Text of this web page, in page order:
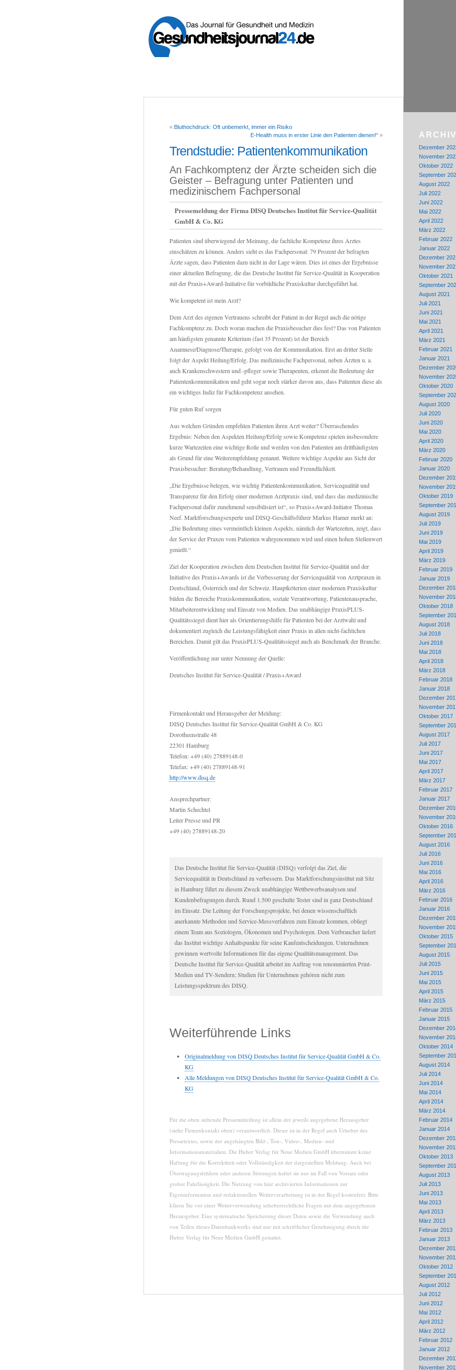
« Bluthochdruck: Oft unbemerkt, immer ein Risiko
E-Health muss in erster Linie den Patienten dienen!“ »
Trendstudie: Patientenkommunikation
An Fachkomptenz der Ärzte scheiden sich die
Geister – Befragung unter Patienten und
medizinischem Fachpersonal
Pressemeldung der Firma DISQ Deutsches Institut für Service-Qualität
GmbH & Co. KG
Patienten sind überwiegend der Meinung, die fachliche Kompetenz ihres Arztes
einschätzen zu können. Anders sieht es das Fachpersonal: 79 Prozent der befragten
Ärzte sagen, dass Patienten dazu nicht in der Lage wären. Dies ist eines der Ergebnisse
einer aktuellen Befragung, die das Deutsche Institut für Service-Qualität in Kooperation
mit der Praxis+Award-Initiative für vorbildliche Praxiskultur durchgeführt hat.
Wie kompetent ist mein Arzt?
Dem Arzt des eigenen Vertrauens schreibt der Patient in der Regel auch die nötige
Fachkomptenz zu. Doch woran machen die Praxisbesucher dies fest? Das von Patienten
am häufigsten genannte Kriterium (fast 35 Prozent) ist der Bereich
Anamnese/Diagnose/Therapie, gefolgt von der Kommunikation. Erst an dritter Stelle
folgt der Aspekt Heilung/Erfolg. Das medizinische Fachpersonal, neben Ärzten u. a.
auch Krankenschwestern und -pfleger sowie Therapeuten, erkennt die Bedeutung der
Patientenkommunikation und geht sogar noch stärker davon aus, dass Patienten diese als
ein wichtiges Indiz für Fachkompetenz ansehen.
Für guten Ruf sorgen
Aus welchen Gründen empfehlen Patienten ihren Arzt weiter? Überraschendes
Ergebnis: Neben den Aspekten Heilung/Erfolg sowie Kompetenz spielen insbesondere
kurze Wartezeiten eine wichtige Rolle und werden von den Patienten am dritthäufigsten
als Grund für eine Weiterempfehlung genannt. Weitere wichtige Aspekte aus Sicht der
Praxisbesucher: Beratung/Behandlung, Vertrauen und Freundlichkeit.
„Die Ergebnisse belegen, wie wichtig Patientenkommunikation, Servicequalität und
Transparenz für den Erfolg einer modernen Arztpraxis sind, und dass das medizinische
Fachpersonal dafür zunehmend sensibilisiert ist“, so Praxis+Award-Initiator Thomas
Neef. Marktforschungsexperte und DISQ-Geschäftsführer Markus Hamer merkt an:
„Die Bedeutung eines vermeintlich kleinen Aspekts, nämlich der Wartezeiten, zeigt, dass
der Service der Praxen vom Patienten wahrgenommen wird und einen hohen Stellenwert
genießt.“
Ziel der Kooperation zwischen dem Deutschen Institut für Service-Qualität und der
Initiative des Praxis+Awards ist die Verbesserung der Servicequalität von Arztpraxen in
Deutschland, Österreich und der Schweiz. Hauptkriterien einer modernen Praxiskultur
bilden die Bereiche Praxiskommunikation, soziale Verantwortung, Patientenansprache,
Mitarbeiterentwicklung und Einsatz von Medien. Das unabhängige PraxisPLUS-
Qualitätssiegel dient hier als Orientierungshilfe für Patienten bei der Arztwahl und
dokumentiert zugleich die Leistungsfähigkeit einer Praxis in allen nicht-fachlichen
Bereichen. Damit gilt das PraxisPLUS-Qualitätssiegel auch als Benchmark der Branche.
Veröffentlichung nur unter Nennung der Quelle:
Deutsches Institut für Service-Qualität / Praxis+Award
Firmenkontakt und Herausgeber der Meldung:
DISQ Deutsches Institut für Service-Qualität GmbH & Co. KG
Dorotheenstraße 48
22301 Hamburg
Telefon: +49 (40) 27889148-0
Telefax: +49 (40) 27889148-91
http://www.disq.de
Ansprechpartner:
Martin Schechtel
Leiter Presse und PR
+49 (40) 27889148-20
Das Deutsche Institut für Service-Qualität (DISQ) verfolgt das Ziel, die
Servicequalität in Deutschland zu verbessern. Das Marktforschungsinstitut mit Sitz
in Hamburg führt zu diesem Zweck unabhängige Wettbewerbsanalysen und
Kundenbefragungen durch. Rund 1.500 geschulte Tester sind in ganz Deutschland
im Einsatz. Die Leitung der Forschungsprojekte, bei denen wissenschaftlich
anerkannte Methoden und Service-Messverfahren zum Einsatz kommen, obliegt
einem Team aus Soziologen, Ökonomen und Psychologen. Dem Verbraucher liefert
das Institut wichtige Anhaltspunkte für seine Kaufentscheidungen. Unternehmen
gewinnen wertvolle Informationen für das eigene Qualitätsmanagement. Das
Deutsche Institut für Service-Qualität arbeitet im Auftrag von renommierten Print-
Medien und TV-Sendern; Studien für Unternehmen gehören nicht zum
Leistungsspektrum des DISQ.
Weiterführende Links
Originalmeldung von DISQ Deutsches Institut für Service-Qualität GmbH & Co.
KG
Alle Meldungen von DISQ Deutsches Institut für Service-Qualität GmbH & Co.
KG
Für die oben stehende Pressemitteilung ist allein der jeweils angegebene Herausgeber
(siehe Firmenkontakt oben) verantwortlich. Dieser ist in der Regel auch Urheber des
Pressetextes, sowie der angehängten Bild-, Ton-, Video-, Medien- und
Informationsmaterialien. Die Huber Verlag für Neue Medien GmbH übernimmt keine
Haftung für die Korrektheit oder Vollständigkeit der dargestellten Meldung. Auch bei
Übertragungsfehlern oder anderen Störungen haftet sie nur im Fall von Vorsatz oder
grober Fahrlässigkeit. Die Nutzung von hier archivierten Informationen zur
Eigeninformation und redaktionellen Weiterverarbeitung ist in der Regel kostenfrei. Bitte
klären Sie vor einer Weiterverwendung urheberrechtliche Fragen mit dem angegebenen
Herausgeber. Eine systematische Speicherung dieser Daten sowie die Verwendung auch
von Teilen dieses Datenbankwerks sind nur mit schriftlicher Genehmigung durch die
Huber Verlag für Neue Medien GmbH gestattet.
ARCHIV
Dezember
November
Oktober 2022
September
August 2022
Juli 2022
Juni 2022
Mai 2022
April 2022
März 2022
Februar 2022
Januar 2022
Dezember
November
Oktober 2021
September
August 2021
Juli 2021
Juni 2021
Mai 2021
April 2021
März 2021
Februar 2021
Januar 2021
Dezember
November
Oktober 2020
September
August 2020
Juli 2020
Juni 2020
Mai 2020
April 2020
März 2020
Februar 2020
Januar 2020
Dezember
November
Oktober 2019
September
August 2019
Juli 2019
Juni 2019
Mai 2019
April 2019
März 2019
Februar 2019
Januar 2019
Dezember
November
Oktober 2018
September
August 2018
Juli 2018
Juni 2018
Mai 2018
April 2018
März 2018
Februar 2018
Januar 2018
Dezember
November
Oktober 2017
September
August 2017
Juli 2017
Juni 2017
Mai 2017
April 2017
März 2017
Februar 2017
Januar 2017
Dezember
November
Oktober 2016
September
August 2016
Juli 2016
Juni 2016
Mai 2016
April 2016
März 2016
Februar 2016
Januar 2016
Dezember
November
Oktober 2015
September
August 2015
Juli 2015
Juni 2015
Mai 2015
April 2015
März 2015
Februar 2015
Januar 2015
Dezember
November
Oktober 2014
September
August 2014
Juli 2014
Juni 2014
Mai 2014
April 2014
März 2014
Februar 2014
Januar 2014
Dezember
November
Oktober 2013
September
August 2013
Juli 2013
Juni 2013
Mai 2013
April 2013
März 2013
Februar 2013
Januar 2013
Dezember
November
Oktober 2012
September
August 2012
Juli 2012
Juni 2012
Mai 2012
April 2012
März 2012
Februar 2012
Januar 2012
Dezember
November